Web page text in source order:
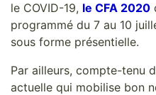
le COVID-19, le CFA 2020
programmé du 7 au 10
sous forme présentielle.
Par ailleurs, compte-tenu
actuelle qui mobilise bon